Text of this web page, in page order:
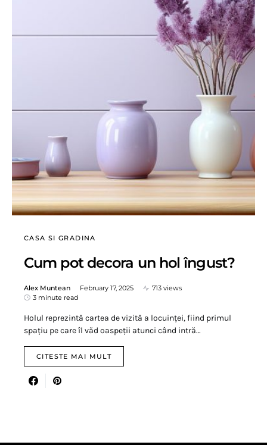
CASA SI GRADINA
Cum pot decora un hol îngust?
Alex Muntean February 17, 2025
713 views
3 minute read
Holul reprezintă cartea de vizită a locuinței, fiind primul
spațiu pe care îl văd oaspeții atunci când intră…
CITESTE MAI MULT